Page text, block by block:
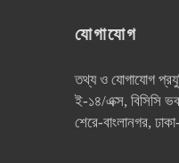
যোগাযোগ
তথ্য ও যোগাযোগ
ই-১৪/এক্স, বিসিসি
শেরে-বাংলানগর,